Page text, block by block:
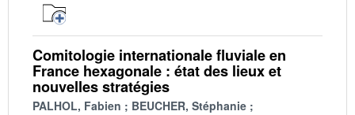
Comitologie internationale fluviale en
France hexagonale : état des lieux et
nouvelles stratégies
PALHOL, Fabien BEUCHER, Stéphanie